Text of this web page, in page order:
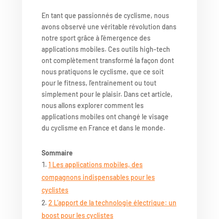
En tant que passionnés de cyclisme, nous
avons observé une véritable révolution dans
notre sport grâce à l’émergence des
applications mobiles. Ces outils high-tech
ont complètement transformé la façon dont
nous pratiquons le cyclisme, que ce soit
pour le fitness, l’entrainement ou tout
simplement pour le plaisir. Dans cet article,
nous allons explorer comment les
applications mobiles ont changé le visage
du cyclisme en France et dans le monde.
Sommaire
1 Les applications mobiles, des
compagnons indispensables pour les
cyclistes
2 L’apport de la technologie électrique: un
boost pour les cyclistes